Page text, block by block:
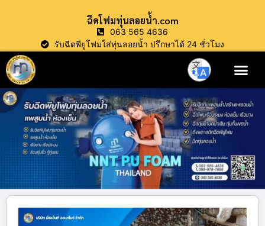
ฉีดโฟมทุ่นลอยน้ำ.com
063 565 4636
รับฉีดพียูโฟมใส่ทุ่นลอยน้ำ ปรึกษาได้ 24 ชั่วโมง